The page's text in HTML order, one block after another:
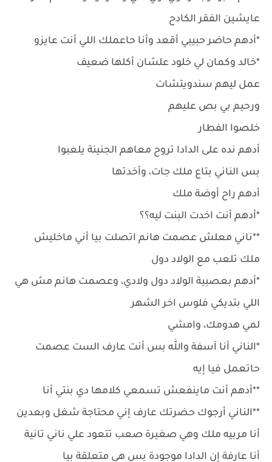
عايشين الفقر الكادح
*أدهم حاضر حبيبي أقعد وأنا حاعملك اللي أنت عايزو
*خالد وكمان لي خلود علشان أكلها ضعيف
عمل ليهم سندويتشات
ورحيم بي بص عليهم
خلصوا الفطار
أدهم نده على الدادا تروح معاهم الجنينة يلعبوا
بس الناني بتاع ملك جات، وأخدتها
أدهم راح أوضة ملك
*أدهم أنت اخدت البنت ليه؟؟
**ناني معلش عصمت هانم اتصلت بيا أني ماخليش
ملك تلعب مع الولاد دول
*أدهم بعصبية الولاد دول ولادي، وعصمت هانم مش هي
اللي بتديكي فلوس اخر الشهر
لمي هدومك، وامشي
*الناني أنا آسفة والله بس أنت عارف الست عصمت
حاتعمل فيا إيه
**أدهم أنت ماينفعش تسمعي كلامها دي بنتي أنا
**الناني أرجوك حضرتك عارف إني محتاجة شغل وبعدين
أنا مربيه ملك وهي صغيرة صعب تتعود علي ناني تانية
أنا عارفة إن الدادا موجودة بس هي متعلقة بيا